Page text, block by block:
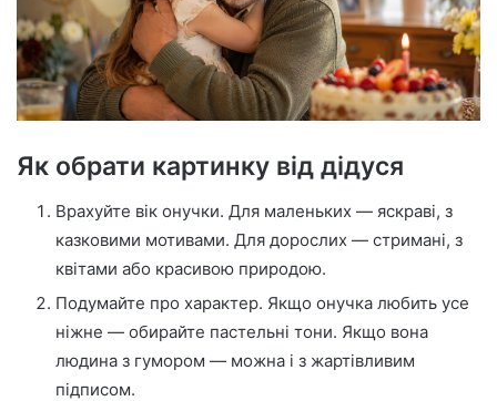
Як обрати картинку від дідуся
Врахуйте вік онучки. Для маленьких — яскраві, з
казковими мотивами. Для дорослих — стримані, з
квітами або красивою природою.
Подумайте про характер. Якщо онучка любить усе
ніжне — обирайте пастельні тони. Якщо вона
людина з гумором — можна і з жартівливим
підписом.